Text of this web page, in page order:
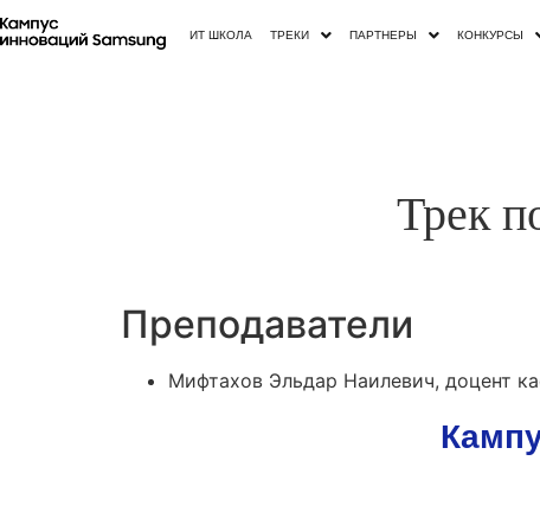
ИТ ШКОЛА ТРЕКИ ПАРТНЕРЫ КОНКУРСЫ
Трек
Преподаватели
Мифтахов Эльдар Наилевич, доцент